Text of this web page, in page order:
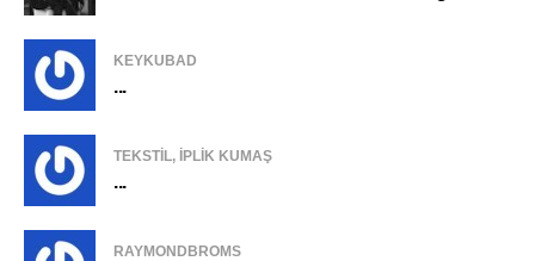
KEYKUBAD
...
TEKSTIL, IPLIK KUMAŞ
...
RAYMONDBROMS